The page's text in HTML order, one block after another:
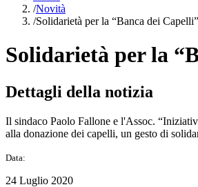
/Novità
/Solidarietà per la “Banca dei Capelli”
Solidarietà per la
Dettagli della notizia
Il sindaco Paolo Fallone e l'Assoc.
alla donazione dei capelli, un gesto di
Data:
24 Luglio 2020